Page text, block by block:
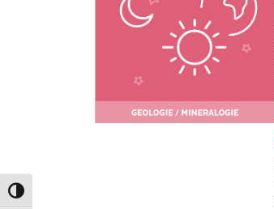
Umschalten auf hohe Kontraste